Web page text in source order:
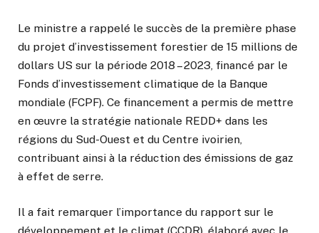
Le ministre a rappelé le succès de la première phase
du projet d’investissement forestier de 15 millions de
dollars US sur la période 2018 – 2023, financé par le
Fonds d’investissement climatique de la Banque
mondiale (FCPF). Ce financement a permis de mettre
en œuvre la stratégie nationale REDD+ dans les
régions du Sud-Ouest et du Centre ivoirien,
contribuant ainsi à la réduction des émissions de gaz
à effet de serre.
Il a fait remarquer l’importance du rapport sur le